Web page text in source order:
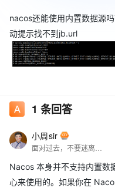
nacos还能使用内置数据源
动提示找不到jb.url
1 条回答
小周sir
Nacos 本身并不支持内置数
心来使用的。如果你在